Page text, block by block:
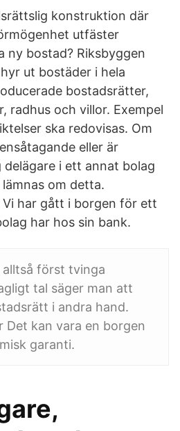
konstruktion där
utfäster
ny bostad? Riksbyggen
ut bostäder i hela
bostadsrätter,
radhus och villor. Exempel
ska redovisas. Om
eller är
i ett annat bolag
om detta.
har gått i borgen för ett
har hos sin bank.
alltså först tvinga
tal säger man att
i andra hand.
Det kan vara en borgen
garanti.